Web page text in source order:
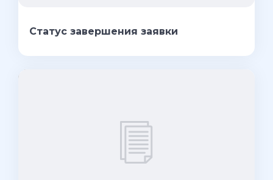
Статус завершения заявки